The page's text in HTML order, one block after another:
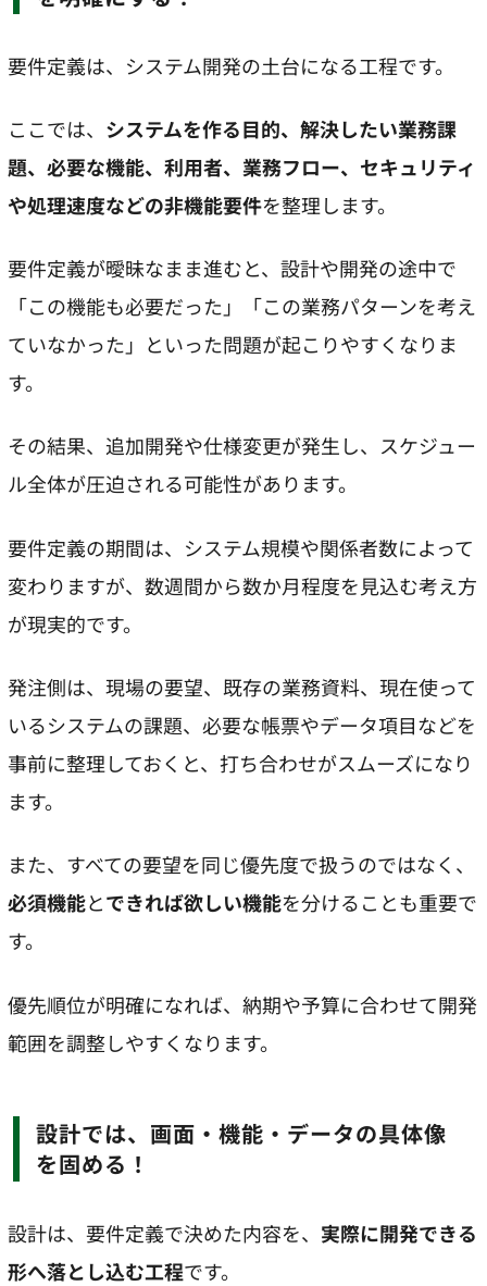
要件定義は、システム開発の土台になる工程です。
ここでは、 システムを作る目的、解決したい業務課
題、必要な機能、利用者、業務フロー、セキュリティ
や処理速度などの非機能要件を整理します。
要件定義が曖昧なまま進むと、設計や開発の途中で
「この機能も必要だった」「この業務パターンを考え
ていなかった」といった問題が起こりやすくなりま
す。
その結果、追加開発や仕様変更が発生し、スケジュー
ル全体が圧迫される可能性があります。
要件定義の期間は、システム規模や関係者数によって
変わりますが、数週間から数か月程度を見込む考え方
が現実的です。
発注側は、現場の要望、既存の業務資料、現在使って
いるシステムの課題、必要な帳票やデータ項目などを
事前に整理しておくと、打ち合わせがスムーズになり
ます。
また、すべての要望を同じ優先度で扱うのではなく、
必須機能とできれば欲しい機能を分けることも重要で
す。
優先順位が明確になれば、納期や予算に合わせて開発
範囲を調整しやすくなります。
設計では、画面・機能・データの具体像
を固める！
設計は、要件定義で決めた内容を、 実際に開発できる
形へ落とし込む工程です。